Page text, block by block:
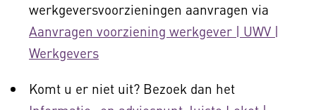
werkgeversvoorzieningen aanvragen via
Aanvragen voorziening werkgever | UWV |
Werkgevers
Komt u er niet uit? Bezoek dan het